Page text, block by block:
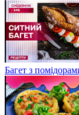
Багет з